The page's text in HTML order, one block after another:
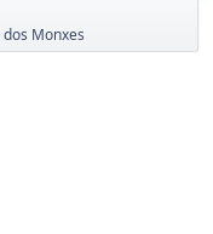
Monxes